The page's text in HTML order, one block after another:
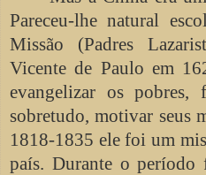
Pareceu-lhe natural
Missão (Padres
Vicente de Paulo em
evangelizar os
sobretudo, motivar seus
1818-1835 ele foi um
país. Durante o período